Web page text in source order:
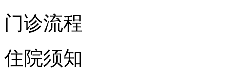
门诊流程
住院须知